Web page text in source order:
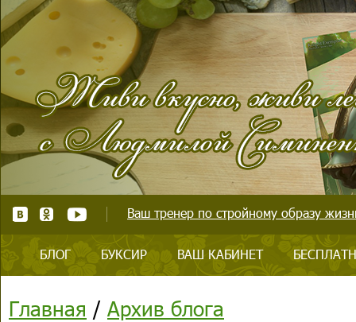
Ваш тренер по стройному образу
БЛОГ БУКСИР ВАШ КАБИНЕТ
Главная / Архив блога